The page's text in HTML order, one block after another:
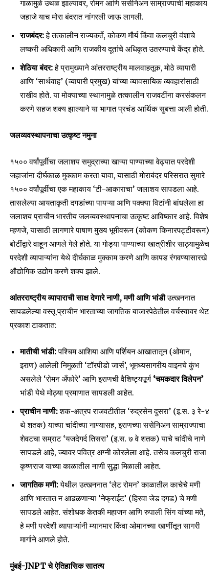
Join our community of
SUBSCRIBERS and be part of the
conversation.
To subscribe, simply enter your email address on our website
your privacy and won't spam your inbox. Your information is
safe with us.
SUBSCRIBE
I've read and accept thePrivacy Policy.
6,300 32,111 75
गाळामुळे उथळ झाल्यावर, रोमन आणि ससेनिअन साम्राज्याची महाकाय
जहाजे याच मोरा बंदरात नांगरली जाऊ लागली.
राजबंदर:हे तत्कालीन राज्यकर्ते, कोकण मौर्य किंवा कलचुरी वंशाचे
लष्करी अधिकारी आणि राजकीय दूतांचे अधिकृत उतरण्याचे केंद्र होते.
शेठिया बंदर:हे प्रामुख्याने आंतरराष्ट्रीय मालवाहतूक, मोठे व्यापारी
आणि ‘सार्थवाह’ (व्यापारी प्रमुख) यांच्या व्यावसायिक व्यवहारांसाठी
राखीव होते. या मोक्याच्या स्थानामुळे तत्कालीन राजवटींना करसंकलन
करणे सहज शक्य झाल्याने या भागात प्रचंड आर्थिक सुबत्ता आली होती.
जलव्यवस्थापनाचा उत्कृष्ट नमुना
१५०० वर्षांपूर्वीचा जलाशय समुद्राच्या खाऱ्या पाण्याच्या वेढ्यात परदेशी
जहाजांना दीर्घकाळ मुक्काम करता यावा, यासाठी मोराबंदर परिसरात सुमारे
१५०० वर्षांपूर्वीचा एक महाकाय ‘टी-आकाराचा’ जलाशय सापडला आहे.
तासलेल्या आयताकृती दगडांच्या पायऱ्या आणि पक्क्या विटांनी बांधलेला हा
जलाशय प्राचीन भारतीय जलव्यवस्थापनाचा उत्कृष्ट आविष्कार आहे. विशेष
म्हणजे, यासाठी लागणारे पाषाण मुख्य भूमीवरून (कोकण किनारपट्टीवरून)
बोटींद्वारे वाहून आणले गेले होते. या गोड्या पाण्याच्या खात्रीशीर साठ्यामुळेच
परदेशी व्यापाऱ्यांना येथे दीर्घकाळ मुक्काम करणे आणि कापड रंगवण्यासारखे
औद्योगिक उद्योग करणे शक्य झाले.
आंतरराष्ट्रीय व्यापाराची साक्ष देणारे नाणी, मणी आणि भांडीउत्खननात
सापडलेल्या वस्तू प्राचीन भारताच्या जागतिक बाजारपेठेतील वर्चस्वावर थेट
प्रकाश टाकतात:
मातीची भांडी:पश्चिम आशिया आणि पर्शियन आखातातून (ओमान,
इराण) आलेली निमुळती ‘टॉरपीडो जार्स’, भूमध्यसागरीय वाइनचे कुंभ
असलेले ‘रोमन अँफोरे’ आणि इराणची वैशिष्ट्यपूर्ण ‘चमकदार विलेपन’
भांडी येथे मोठ्या प्रमाणात सापडली आहेत.
प्राचीन नाणी:शक-क्षत्रप राजवटीतील ‘रुद्रसेन दुसरा’ (इ.स. ३ रे-४
थे शतक) याच्या चांदीच्या नाण्यासह, इराणच्या ससेनिअन साम्राज्याचा
शेवटचा सम्राट ‘यजदेगर्द तिसरा’ (इ.स. ७ वे शतक) याचे चांदीचे नाणे
सापडले आहे, ज्यावर पवित्र अग्नी कोरलेला आहे. तसेच कलचुरी राजा
कृष्णराज याच्या काळातील नाणी सुद्धा मिळाली आहेत.
जागतिक मणी:येथील उत्खननात ‘लेट रोमन’ काळातील काचेचे मणी
आणि भारतात न आढळणाऱ्या ‘नेफ्राईट’ (हिरवा जेड दगड) चे मणी
सापडले आहेत. संशोधक केतकी महाजन आणि रुपाली सिंग यांच्या मते,
हे मणी परदेशी व्यापाऱ्यांनी म्यानमार किंवा ओमानच्या खाणींतून सागरी
मार्गाने आणले होते.
मुंबई-JNPT चे ऐतिहासिक सातत्य